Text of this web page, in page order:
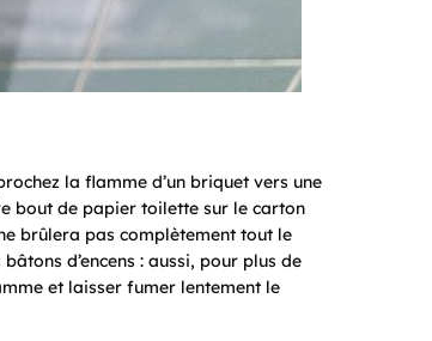
la flamme d’un briquet vers une
bout de papier toilette sur le carton
brûlera pas complètement tout le
d’encens : aussi, pour plus de
et laisser fumer lentement le